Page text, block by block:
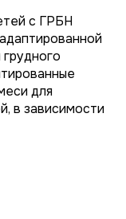
с ГРБН
для
в зависимости